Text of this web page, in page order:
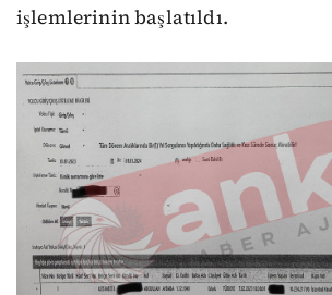
işlemlerinin başlatıldı.